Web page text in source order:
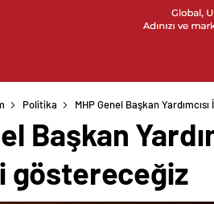
Politika MHP Genel Başkan
Başkan
göstereceğiz